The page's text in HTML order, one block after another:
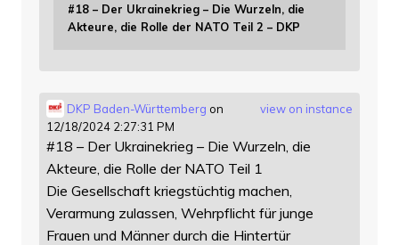
#18 – Der Ukrainekrieg – Die Wurzeln, die
Akteure, die Rolle der NATO Teil 2 – DKP
view on instance
DKP Baden-Württemberg on
12/18/2024 2:27:31 PM
#18 – Der Ukrainekrieg – Die Wurzeln, die
Akteure, die Rolle der NATO Teil 1
Die Gesellschaft kriegstüchtig machen,
Verarmung zulassen, Wehrpflicht für junge
Frauen und Männer durch die Hintertür